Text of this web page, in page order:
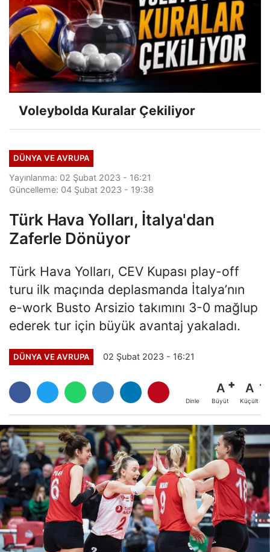
Voleybolda Kuralar Çekiliyor
DÜNYA VE AVRUPA
Yayınlanma: 02 Şubat 2023 - 16:21
Güncelleme: 04 Şubat 2023 - 19:38
Türk Hava Yolları, İtalya'dan
Zaferle Dönüyor
Türk Hava Yolları, CEV Kupası play-off
turu ilk maçında deplasmanda İtalya’nın
e-work Busto Arsizio takımını 3-0 mağlup
ederek tur için büyük avantaj yakaladı.
DÜNYA VE AVRUPA 02 Şubat 2023 - 16:21
Dinle
A
Büyüt
A
Küçült